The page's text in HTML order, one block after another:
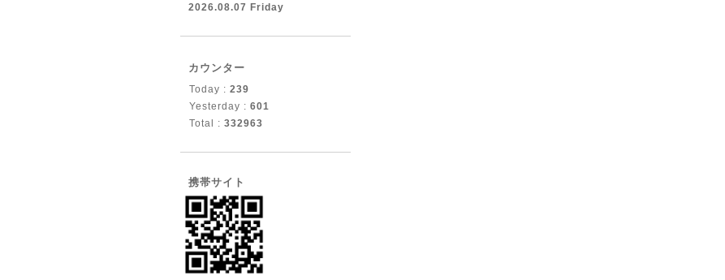
2026.08.07 Friday
カウンター
Today : 239
Yesterday : 601
Total : 332963
携帯サイト